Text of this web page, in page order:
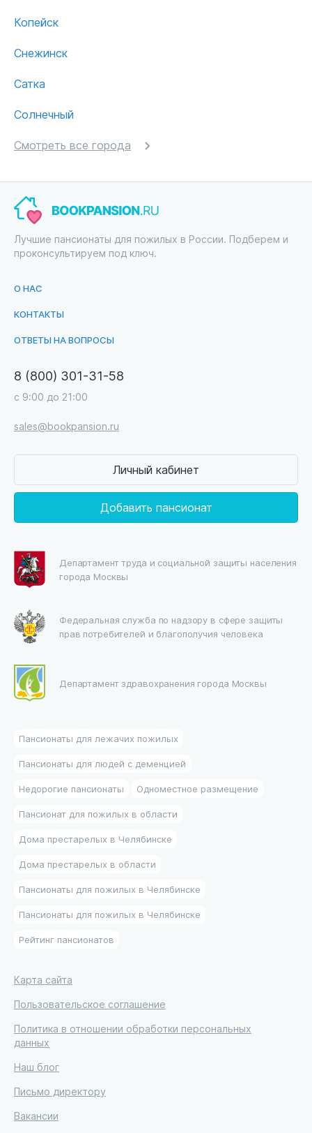
Копейск
Снежинск
Сатка
Солнечный
Смотреть все города
Лучшие пансионаты для пожилых в России. Подберем и
проконсультируем под ключ.
О НАС
КОНТАКТЫ
ОТВЕТЫ НА ВОПРОСЫ
8 (800) 301-31-58
с 9:00 до 21:00
sales@bookpansion.ru
Личный кабинет
Добавить пансионат
Департамент труда и социальной защиты населения
города Москвы
Федеральная служба по надзору в сфере защиты
прав потребителей и благополучия человека
Департамент здравохранения города Москвы
Пансионаты для лежачих пожилых
Пансионаты для людей с деменцией
Недорогие пансионаты Одноместное размещение
Пансионат для пожилых в области
Дома престарелых в Челябинске
Дома престарелых в области
Пансионаты для пожилых в Челябинске
Пансионаты для пожилых в Челябинске
Рейтинг пансионатов
Карта сайта
Пользовательское соглашение
Политика в отношении обработки персональных
данных
Наш блог
Письмо директору
Вакансии